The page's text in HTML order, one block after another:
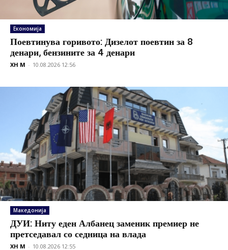
Економија
Поевтинува горивото: Дизелот поевтин за 8
денари, бензините за 4 денари
XH M - 10.08.2026 12:56
Македонија
ДУИ: Ниту еден Албанец заменик премиер не
претседавал со седница на влада
XH M - 10.08.2026 12:55